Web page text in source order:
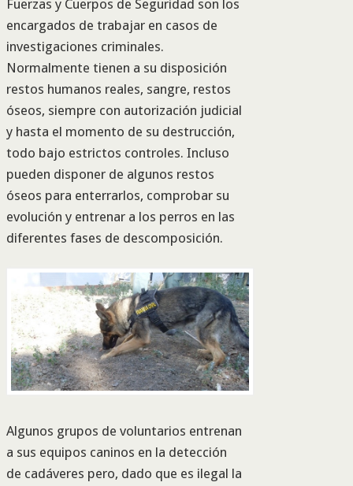
Fuerzas y Cuerpos de Seguridad son los
encargados de trabajar en casos de
investigaciones criminales.
Normalmente tienen a su disposición
restos humanos reales, sangre, restos
óseos, siempre con autorización judicial
y hasta el momento de su destrucción,
todo bajo estrictos controles. Incluso
pueden disponer de algunos restos
óseos para enterrarlos, comprobar su
evolución y entrenar a los perros en las
diferentes fases de descomposición.
Algunos grupos de voluntarios entrenan
a sus equipos caninos en la detección
de cadáveres pero, dado que es ilegal la